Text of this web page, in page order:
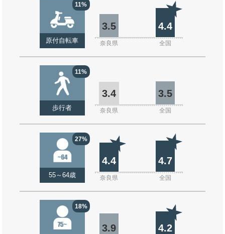
11%
原付自転車
3.5 4.4
奈良県 全国
11%
歩行者
3.4 3.5
奈良県 全国
27%
55～64歳
4.4 4.7
奈良県 全国
18%
3.9 4.2